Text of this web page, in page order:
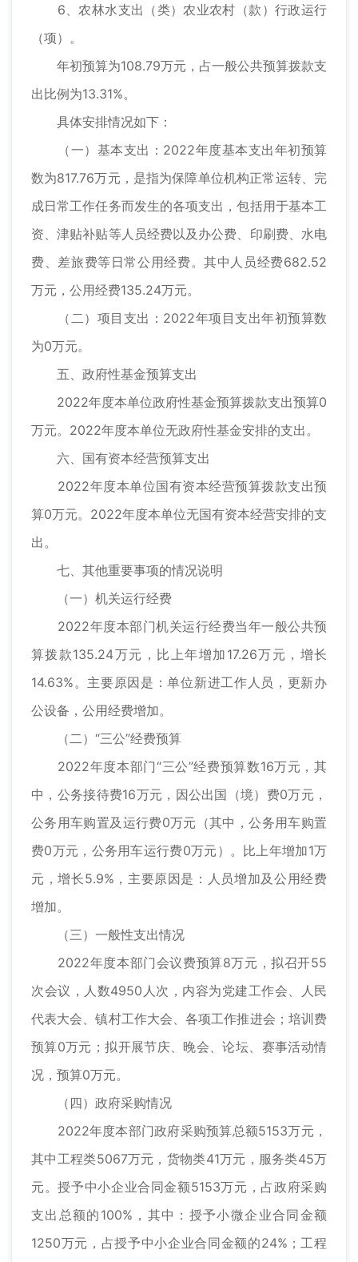
6、农林水支出（类）农业农村（款）行政运行
（项）。
年初预算为108.79万元，占一般公共预算拨款支
出比例为13.31%。
具体安排情况如下：
（一）基本支出：2022年度基本支出年初预算
数为817.76万元，是指为保障单位机构正常运转、完
成日常工作任务而发生的各项支出，包括用于基本工
资、津贴补贴等人员经费以及办公费、印刷费、水电
费、差旅费等日常公用经费。其中人员经费682.52
万元，公用经费135.24万元。
（二）项目支出：2022年项目支出年初预算数
为0万元。
五、政府性基金预算支出
2022年度本单位政府性基金预算拨款支出预算0
万元。2022年度本单位无政府性基金安排的支出。
六、国有资本经营预算支出
2022年度本单位国有资本经营预算拨款支出预
算0万元。2022年度本单位无国有资本经营安排的支
出。
七、其他重要事项的情况说明
（一）机关运行经费
2022年度本部门机关运行经费当年一般公共预
算拨款135.24万元，比上年增加17.26万元，增长
14.63%。主要原因是：单位新进工作人员，更新办
公设备，公用经费增加。
（二）“三公”经费预算
2022年度本部门“三公”经费预算数16万元，其
中，公务接待费16万元，因公出国（境）费0万元，
公务用车购置及运行费0万元（其中，公务用车购置
费0万元，公务用车运行费0万元）。比上年增加1万
元，增长5.9%，主要原因是：人员增加及公用经费
增加。
（三）一般性支出情况
2022年度本部门会议费预算8万元，拟召开55
次会议，人数4950人次，内容为党建工作会、人民
代表大会、镇村工作大会、各项工作推进会；培训费
预算0万元；拟开展节庆、晚会、论坛、赛事活动情
况，预算0万元。
（四）政府采购情况
2022年度本部门政府采购预算总额5153万元，
其中工程类5067万元，货物类41万元，服务类45万
元。授予中小企业合同金额5153万元，占政府采购
支出总额的100%，其中：授予小微企业合同金额
1250万元，占授予中小企业合同金额的24%；工程